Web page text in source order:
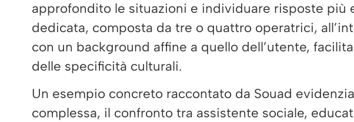
approfondito le situazioni e individuare risposte
dedicata, composta da tre o quattro operatrici,
con un background affine a quello dell’utente,
delle specificità culturali.
Un esempio concreto raccontato da Souad
complessa, il confronto tra assistente sociale,